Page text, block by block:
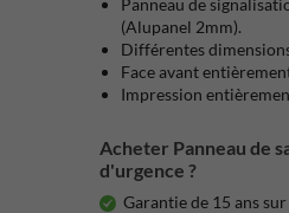
Panneau de
(Alupanel 2mm).
Différentes
Face avant
Impression
Acheter Panneau de
d'urgence ?
Garantie de 15 ans